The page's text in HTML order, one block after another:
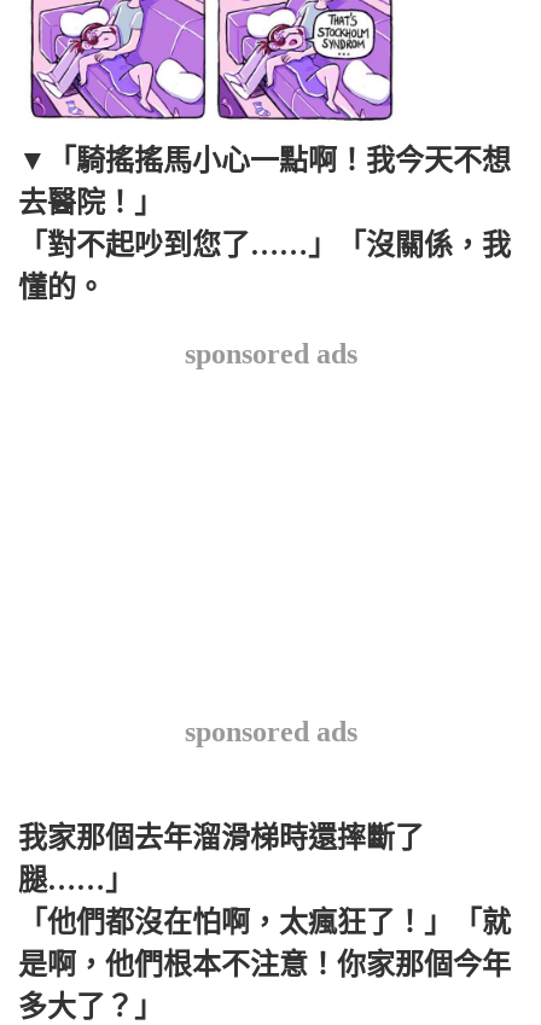
▼「騎搖搖馬小心一點啊！我今天不想
去醫院！」
「對不起吵到您了……」「沒關係，我
懂的。
sponsored ads
sponsored ads
我家那個去年溜滑梯時還摔斷了
腿……」
「他們都沒在怕啊，太瘋狂了！」「就
是啊，他們根本不注意！你家那個今年
多大了？」